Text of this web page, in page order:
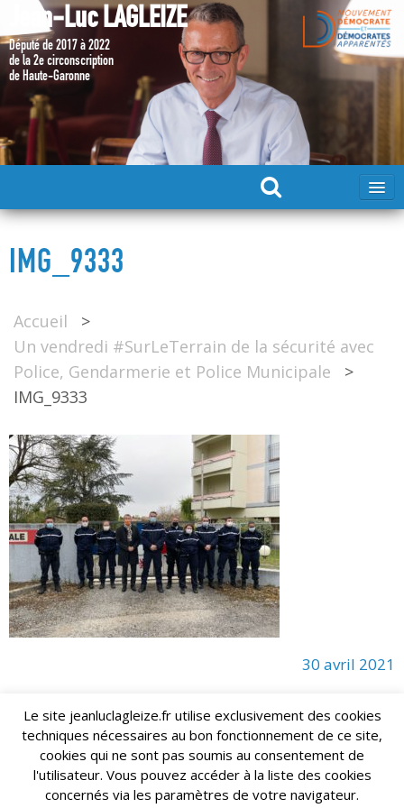
Jean-Luc LAGLEIZE
Député de 2017 à 2022
de la 2e circonscription
de Haute-Garonne
MA CANDIDATURE 2024
DÉPUTÉ 2017 – 2022
MES ACTIONS 2017 – 2022
IMG_9333
Accueil
>
Un vendredi #SurLeTerrain de la sécurité avec
Police, Gendarmerie et Police Municipale
>
IMG_9333
30 avril 2021
Jean-Luc LAGLEIZE - e-mail : lagleize2024@gmail.com
Mentions Légales- Copyright © 2024. Tous droits réservés.
Le site jeanluclagleize.fr utilise exclusivement des cookies
techniques nécessaires au bon fonctionnement de ce site,
cookies qui ne sont pas soumis au consentement de
l'utilisateur. Vous pouvez accéder à la liste des cookies
concernés via les paramètres de votre navigateur.